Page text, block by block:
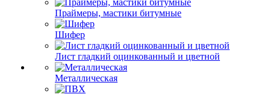
Праймеры, мастики битумные
Шифер
Лист гладкий оцинкованный и цветной
Металлическая